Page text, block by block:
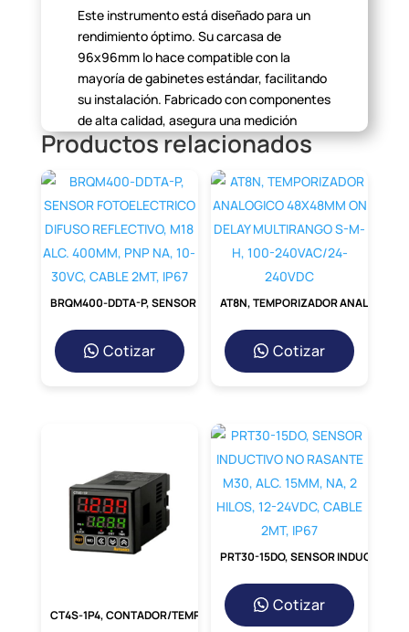
Este instrumento está diseñado para un
rendimiento óptimo. Sucarcasa de
96x96mm lo hace compatible con la
mayoría de gabinetes estándar, facilitando
su instalación. Fabricado con componentes
de alta calidad, asegura una medición
estable y precisa a lo largo del tiempo,
desafiantes.
Aplicaciones Principales
del Voltímetro 0-600VAC
en una pieza fundamental en múltiples
escenarios. Desde el monitoreo de la
tensión de reden un tablero eléctrico
principal hasta la verificación del voltaje de
operación en maquinaria industrial, bombas
trifásicas y monofásicas
Ventajas de Comprar en
Redcoind.pe
Al elegirRedcoind.pe
como tu proveedor,
obtienes más que un producto. Obtienes la
garantía de dealing con especialistasen
componentes eléctricos, asesoría técnica
para asegurar que el producto esel
Productos relacionados
Cotizar Cotizar
Cotizar